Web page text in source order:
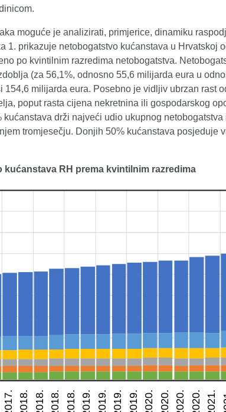
moguće je analizirati, primjerice, dinamiku
1. prikazuje netobogatstvo kućanstava u Hrvatskoj
po kvintilnim razredima netobogatstva.
(za 56,1%, odnosno 55,6 milijarda eura u
154,6 milijarda eura. Posebno je vidljiv ubrzan rast
poput rasta cijena nekretnina ili gospodarskog
kućanstava drži najveći udio ukupnog
tromjesečju. Donjih 50% kućanstava posjeduje
kućanstava RH prema kvintilnim razredima